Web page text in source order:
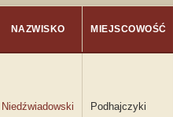
NAZWISKO MIEJSCOWOŚĆ
Niedźwiadowski Podhajczyki